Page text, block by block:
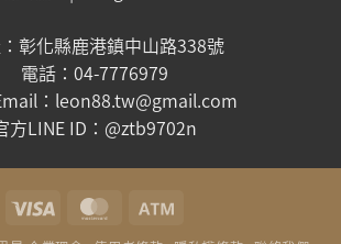
彰化縣鹿港鎮中山路338號
電話：04-7776979
：leon88.tw@gmail.com
方LINE ID：@ztb9702n
Visa MasterCard